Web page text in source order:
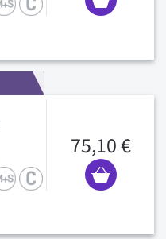
75,10 €